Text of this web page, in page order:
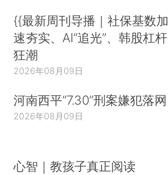
{{最新周刊导播｜社保基数加
速夯实、AI“追光”、韩股杠杆
狂潮
2026年08月09日
河南西平“7.30”刑案嫌犯落网
2026年08月09日
心智｜教孩子真正阅读